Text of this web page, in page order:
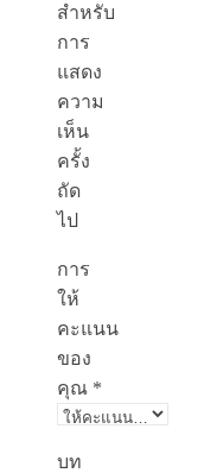
สำหรับ
การ
แสดง
ความ
เห็น
ครั้ง
ถัด
ไป
การ
ให้
คะแนน
ของ
คุณ *
บท